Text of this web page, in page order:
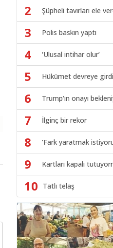
2 Şüpheli tavırları ele
3 Polis baskın yaptı
4 ‘Ulusal intihar olur’
5 Hükümet devreye girdi
6 Trump'ın onayı
7 İlginç bir rekor
8 ‘Fark yaratmak
9 Kartları kapalı
10 Tatlı telaş